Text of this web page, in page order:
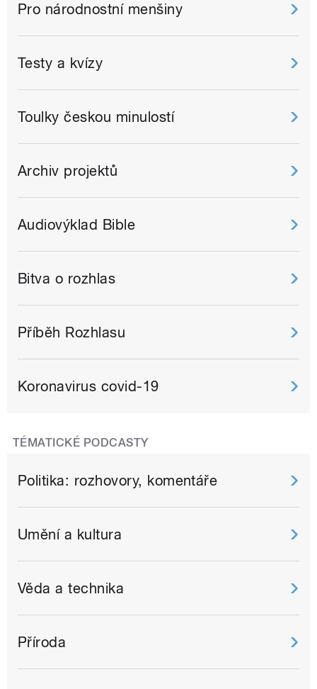
Pro národnostní menšiny
Testy a kvízy
Toulky českou minulostí
Archiv projektů
Audiovýklad Bible
Bitva o rozhlas
Příběh Rozhlasu
Koronavirus covid-19
TÉMATICKÉ PODCASTY
Politika: rozhovory, komentáře
Umění a kultura
Věda a technika
Příroda